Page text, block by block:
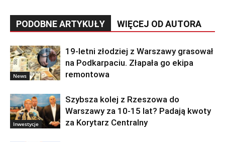
PODOBNE ARTYKUŁY WIĘCEJ OD AUTORA
News
19-letni złodziej z Warszawy grasował
na Podkarpaciu. Złapała go ekipa
remontowa
Inwestycje
Szybsza kolej z Rzeszowa do
Warszawy za 10-15 lat? Padają kwoty
za Korytarz Centralny